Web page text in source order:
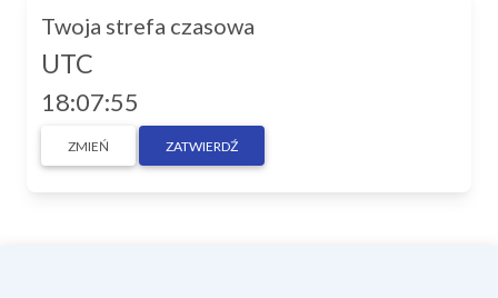
Twoja strefa czasowa
UTC
18:07:55
ZMIEŃ ZATWIERDŹ